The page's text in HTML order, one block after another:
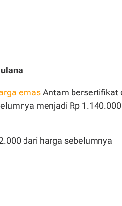
emasAntam bersertifikat
menjadi Rp 1.140.000
dari harga sebelumnya